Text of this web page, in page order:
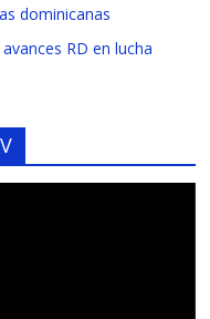
dominicanas
RD en lucha